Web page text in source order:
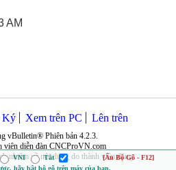
AM
Ký Xem trên PC Lên trên
vBulletin® Phiên bản 4.2.3.
viên diễn đàn CNCProVN.com
nhiệm về nội dung do thành viên đăng.
VNI Tắt
[Ẩn Bộ Gõ - F12]
hãy bật bộ gõ trên máy của bạn.